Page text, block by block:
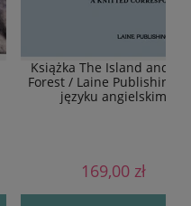
Książka The Island and
Forest / Laine Publishing -
języku angielskim
169,00 zł